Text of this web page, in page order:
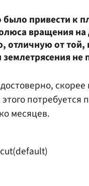
привести к
вращения
отличную от той,
не
скорее
потребуется
месяцев.